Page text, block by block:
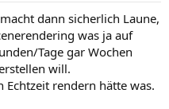
dann sicherlich Laune,
was ja auf
Tage gar Wochen
will.
Echtzeit rendern hätte was.